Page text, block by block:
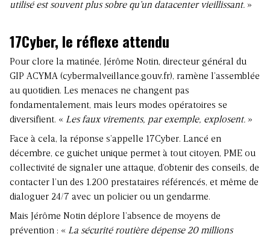
utilisé est souvent plus sobre qu’un datacenter vieillissant. »
17Cyber, le réflexe attendu
Pour clore la matinée, Jérôme Notin, directeur général du
GIP ACYMA (cybermalveillance.gouv.fr), ramène l’assemblée
au quotidien. Les menaces ne changent pas
fondamentalement, mais leurs modes opératoires se
diversifient. « Les faux virements, par exemple, explosent. »
Face à cela, la réponse s’appelle 17Cyber. Lancé en
décembre, ce guichet unique permet à tout citoyen, PME ou
collectivité de signaler une attaque, d’obtenir des conseils, de
contacter l’un des 1.200 prestataires référencés, et même de
dialoguer 24/7 avec un policier ou un gendarme.
Mais Jérôme Notin déplore l’absence de moyens de
prévention : « La sécurité routière dépense 20 millions